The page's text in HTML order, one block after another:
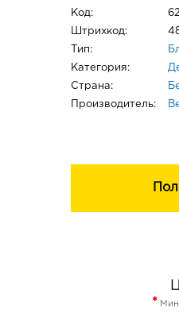
Код:
Штрихкод:
Тип:
Категория:
Страна:
Производитель:
*